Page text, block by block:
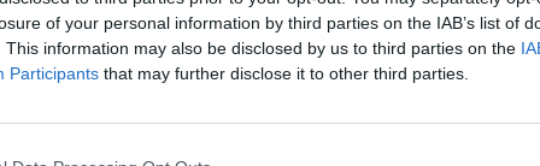
of your personal information by third parties on the IAB’s list of
This information may also be disclosed by us to third parties on the
Participants that may further disclose it to other third parties.
του το ψηφοδέλτιο του ΠΑΣΟΚ για τις
πίτα με τα μέλη και τους